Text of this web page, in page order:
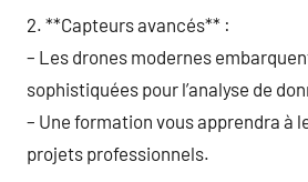
2. **Capteurs avancés** :
– Les drones modernes
sophistiquées pour l’analyse de
– Une formation vous apprendra à
projets professionnels.